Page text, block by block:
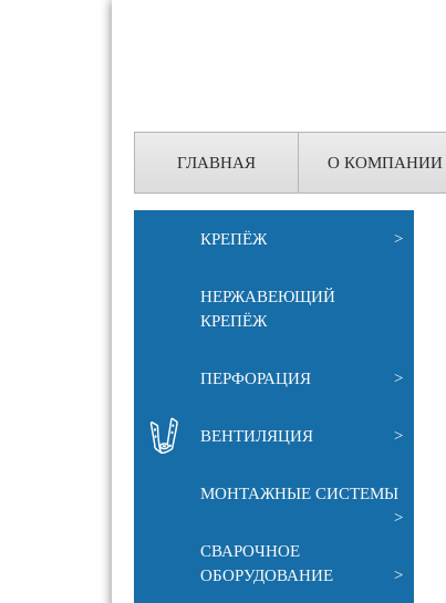
ГЛАВНАЯ О КОМПАНИИ
КРЕПЁЖ >
НЕРЖАВЕЮЩИЙ
КРЕПЁЖ
ПЕРФОРАЦИЯ >
ВЕНТИЛЯЦИЯ >
МОНТАЖНЫЕ СИСТЕМЫ
>
СВАРОЧНОЕ
ОБОРУДОВАНИЕ
>